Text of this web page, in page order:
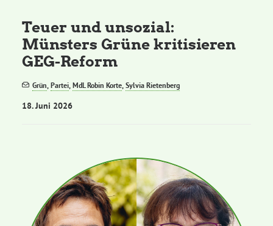
Teuer und unsozial:
Münsters Grüne kritisieren
GEG-Reform
Grün,Partei,MdL Robin Korte,Sylvia Rietenberg
18. Juni 2026